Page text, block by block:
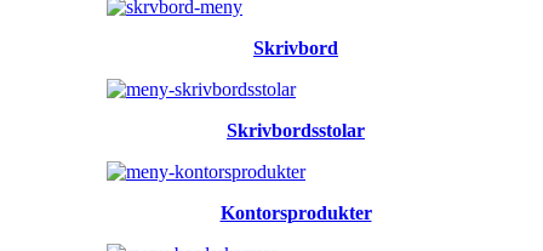
Skrivbord
Skrivbordsstolar
Kontorsprodukter